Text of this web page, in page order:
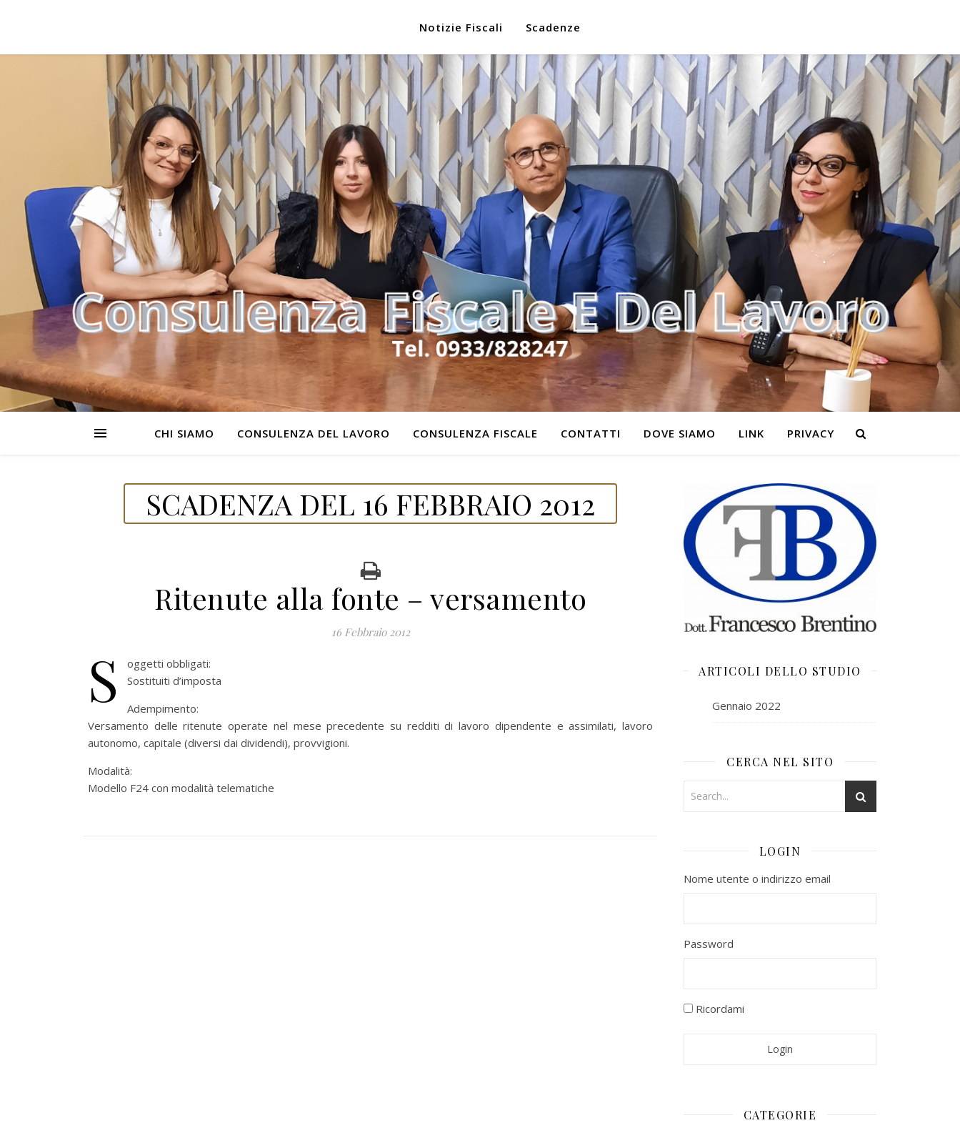
Notizie Fiscali Scadenze
CHI SIAMO CONSULENZA DEL LAVORO CONSULENZA FISCALE CONTATTI DOVE SIAMO LINK PRIVACY
SCADENZA DEL 16 FEBBRAIO 2012
Ritenute alla fonte – versamento
16 Febbraio 2012
S
oggetti obbligati:
Sostituiti d’imposta
Adempimento:
Versamento delle ritenute operate nel mese precedente su redditi di lavoro dipendente e assimilati, lavoro
autonomo, capitale (diversi dai dividendi), provvigioni.
Modalità:
Modello F24 con modalità telematiche
ARTICOLI DELLO STUDIO
Gennaio 2022
CERCA NEL SITO
LOGIN
Nome utente o indirizzo email
Password
Ricordami
CATEGORIE